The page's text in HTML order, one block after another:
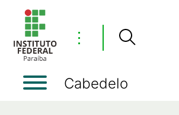
⋮
Cabedelo